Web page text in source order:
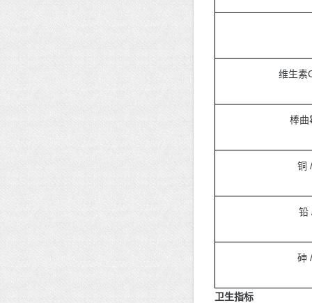
维生素
棒曲
铜
铅
砷
卫生指标